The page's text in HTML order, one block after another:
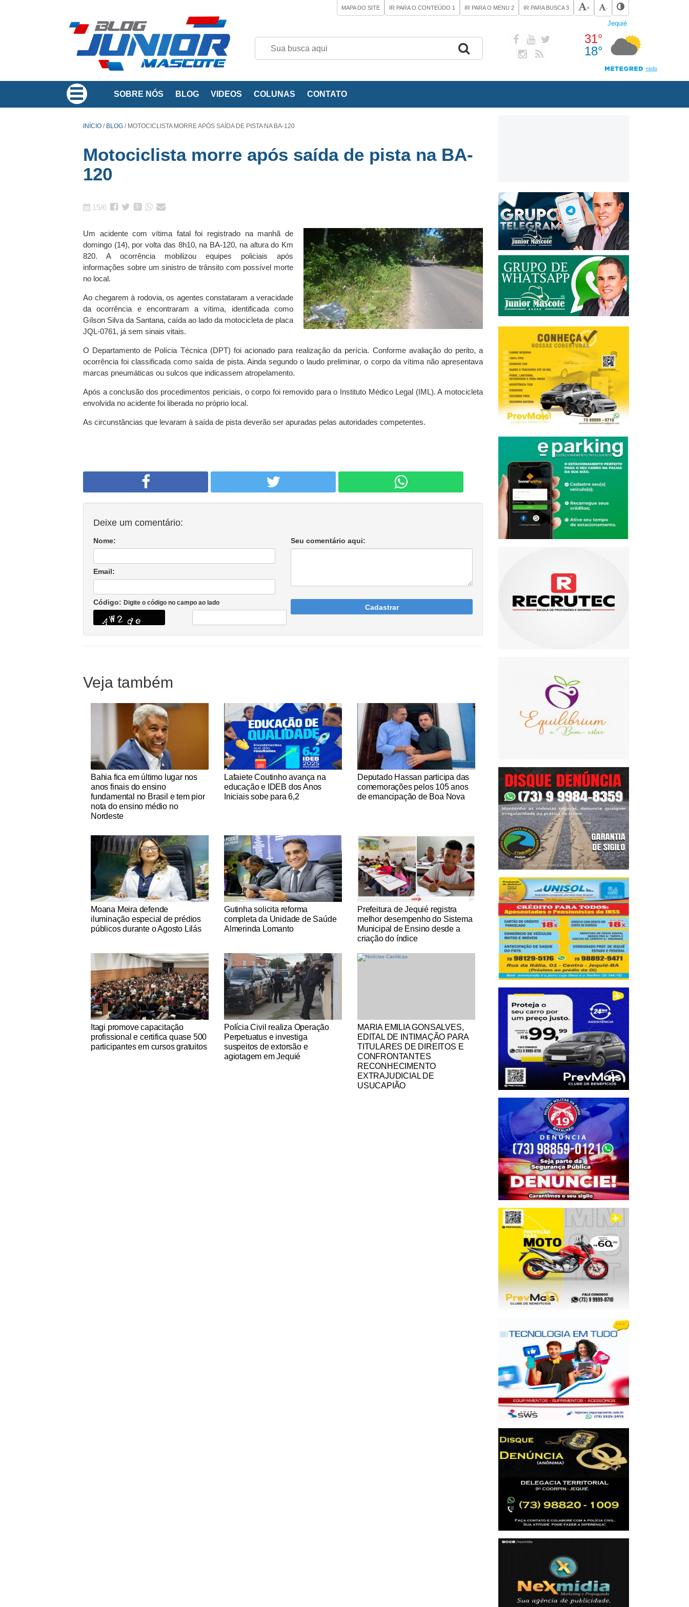
MAPA DO SITE IR PARA O CONTEÚDO 1 IR PARA O MENU 2 IR PARA BUSCA3 + -
SOBRE NÓS BLOG VIDEOS COLUNAS CONTATO
INÍCIO / BLOG /MOTOCICLISTA MORRE APÓS SAÍDA DE PISTA NA BA-120
Motociclista morre após saída de pista na BA-
120
15/6
Um acidente com vítima fatal foi registrado na manhã de
domingo (14), por volta das 8h10, na BA-120, na altura do Km
820. A ocorrência mobilizou equipes policiais após
informações sobre um sinistro de trânsito com possível morte
no local.
Ao chegarem à rodovia, os agentes constataram a veracidade
da ocorrência e encontraram a vítima, identificada como
Gílson Silva da Santana, caída ao lado da motocicleta de placa
JQL-0761, já sem sinais vitais.
O Departamento de Polícia Técnica (DPT) foi acionado para realização da perícia. Conforme avaliação do perito, a
ocorrência foi classificada como saída de pista. Ainda segundo o laudo preliminar, o corpo da vítima não apresentava
marcas pneumáticas ou sulcos que indicassem atropelamento.
Após a conclusão dos procedimentos periciais, o corpo foi removido para o Instituto Médico Legal (IML). A motocicleta
envolvida no acidente foi liberada no próprio local.
As circunstâncias que levaram à saída de pista deverão ser apuradas pelas autoridades competentes.
Deixe um comentário:
Nome:
Email:
Código: Digite o código no campo ao lado
Seu comentário aqui:
Cadastrar
Veja também
Notícias Católicas
Bahia fica em último lugar nos
anos finais do ensino
fundamental no Brasil e tem pior
nota do ensino médio no
Nordeste
Notícias Católicas
Lafaiete Coutinho avança na
educação e IDEB dos Anos
Iniciais sobe para 6,2
Notícias Católicas
Deputado Hassan participa das
comemorações pelos 105 anos
de emancipação de Boa Nova
Notícias Católicas
Moana Meira defende
iluminação especial de prédios
públicos durante o Agosto Lilás
Notícias Católicas
Gutinha solicita reforma
completa da Unidade de Saúde
Almerinda Lomanto
Notícias Católicas
Prefeitura de Jequié registra
melhor desempenho do Sistema
Municipal de Ensino desde a
criação do índice
Notícias Católicas
Itagi promove capacitação
profissional e certifica quase 500
participantes em cursos gratuitos
Notícias Católicas
Polícia Civil realiza Operação
Perpetuatus e investiga
suspeitos de extorsão e
agiotagem em Jequié
Notícias Católicas
MARIA EMILIA GONSALVES,
EDITAL DE INTIMAÇÃO PARA
TITULARES DE DIREITOS E
CONFRONTANTES
RECONHECIMENTO
EXTRAJUDICIAL DE
USUCAPIÃO